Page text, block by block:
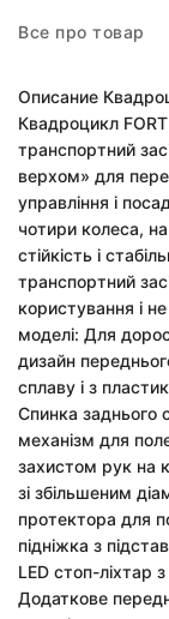
Все про товар
Описание
Квадроцикл
транспортний
верхом» для
управління і
чотири колеса,
стійкість і
транспортний
користування і
моделі: Для
дизайн
сплаву і з
Спинка заднього
механізм для
захистом рук на
зі збільшеним
протектора для
підніжка з
LED стоп-ліхтар
Додаткове